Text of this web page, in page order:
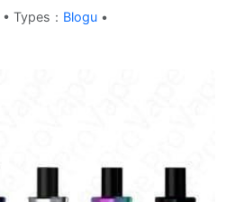
Types： Blogu •